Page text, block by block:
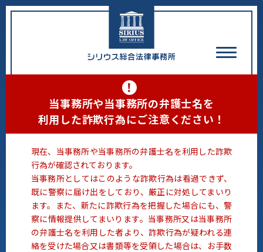
！
当事務所や当事務所の弁護士名を
利用した詐欺行為にご注意ください！
現在、当事務所や当事務所の弁護士名を利用した詐欺
行為が確認されております。
当事務所としてはこのような詐欺行為は看過できず、
既に警察に届け出をしており、厳正に対処してまいり
ます。また、新たに詐欺行為を把握した場合にも、警
察に情報提供してまいります。当事務所又は当事務所
の弁護士名を利用した者より、詐欺行為が疑われる連
絡を受けた場合又は書類等を受領した場合は、お手数